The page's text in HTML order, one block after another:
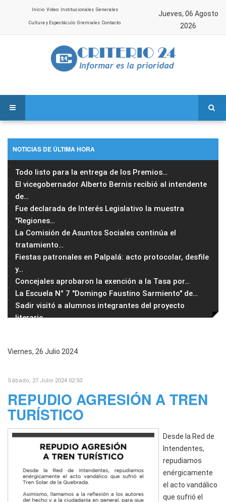
Inicio Video Institucionales Generales
Cultura y Espectáculo Gremiales Contacto
Jueves, 06 Agosto
2026
NOTICIAS DE ÚLTIMA HORA
Todo listo para la entrega de los Premios…
El vicegobernador Alberto Bernis recibió al intendente
de…
Fue declarada de Interés Legislativo la muestra
"Regiones…
La Comisión de Asuntos Sociales continúa el
tratamiento…
Fiestas patronales en Palpalá: acto protocolar, desfile
y…
Concejales aprobaron la exención a la Tasa por…
La Escuela N° 7 "Domingo Faustino Sarmiento" de…
Sadir visitó a alumnos integrantes del proyecto
literario…
Viernes, 26 Julio 2024
Sábado, 27 Julio 2024 02:50
REPUDIO AGRESIÓN A TREN
TURÍSTICO
Desde la Red de
Intendentes,
repudiamos
enérgicamente
el acto vandálico
que sufrió el